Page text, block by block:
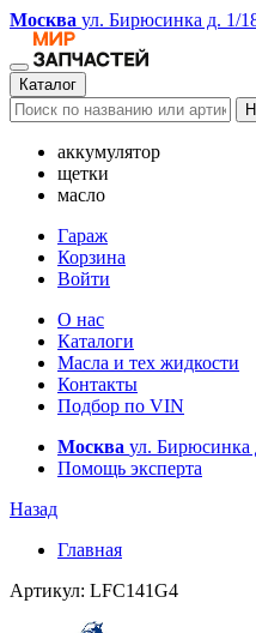
Москва ул. Бирюсинка д. 1/
Каталог
аккумулятор
щетки
масло
Гараж
Корзина
Войти
О нас
Каталоги
Масла и тех жидкости
Контакты
Подбор по VIN
Москва ул. Бирюсинка
Помощь эксперта
Назад
Главная
Артикул: LFC141G4